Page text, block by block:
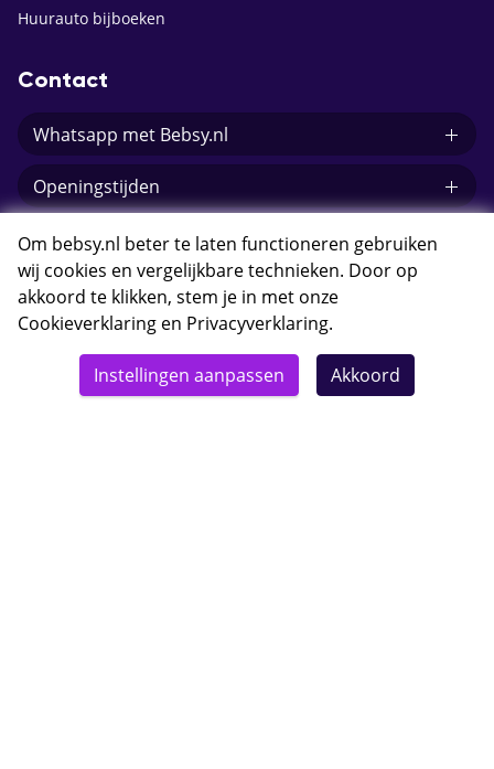
Huurauto bijboeken
Contact
Whatsapp met Bebsy.nl
Openingstijden
E-mail Bebsy.nl
© 2026 Bebsy.nl
Om bebsy.nl beter te laten functioneren gebruiken
wij cookies en vergelijkbare technieken. Door op
akkoord te klikken, stem je in met onze
Cookieverklaring en Privacyverklaring.
Instellingen aanpassen Akkoord